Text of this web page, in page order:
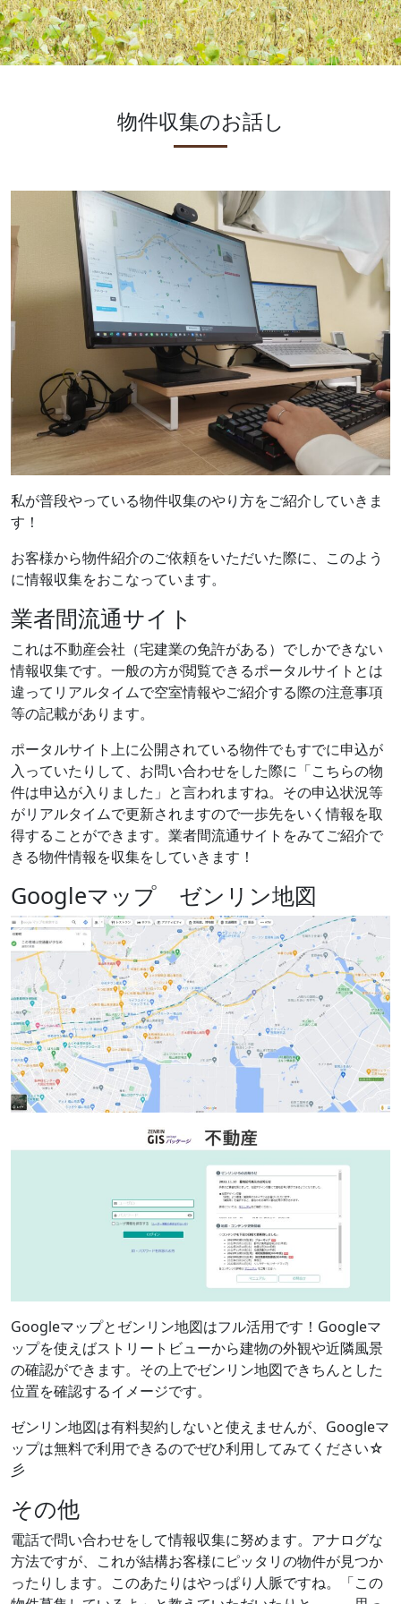
物件収集のお話し
私が普段やっている物件収集のやり方をご紹介していきま
す！
お客様から物件紹介のご依頼をいただいた際に、このよう
に情報収集をおこなっています。
業者間流通サイト
これは不動産会社（宅建業の免許がある）でしかできない
情報収集です。一般の方が閲覧できるポータルサイトとは
違ってリアルタイムで空室情報やご紹介する際の注意事項
等の記載があります。
ポータルサイト上に公開されている物件でもすでに申込が
入っていたりして、お問い合わせをした際に「こちらの物
件は申込が入りました」と言われますね。その申込状況等
がリアルタイムで更新されますので一歩先をいく情報を取
得することができます。業者間流通サイトをみてご紹介で
きる物件情報を収集をしていきます！
Googleマップ ゼンリン地図
Googleマップとゼンリン地図はフル活用です！Googleマ
ップを使えばストリートビューから建物の外観や近隣風景
の確認ができます。その上でゼンリン地図できちんとした
位置を確認するイメージです。
ゼンリン地図は有料契約しないと使えませんが、Googleマ
ップは無料で利用できるのでぜひ利用してみてください☆
彡
その他
電話で問い合わせをして情報収集に努めます。アナログな
方法ですが、これが結構お客様にピッタリの物件が見つか
ったりします。このあたりはやっぱり人脈ですね。「この